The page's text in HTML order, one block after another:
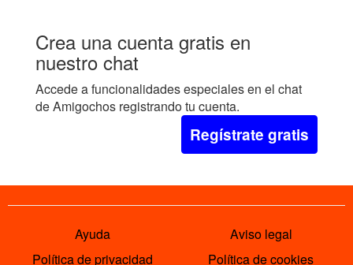
Crea una cuenta gratis en
nuestro chat
Accede a funcionalidades especiales en el chat
de Amigochos registrando tu cuenta.
Regístrate gratis
Ayuda
Aviso legal
Política de privacidad
Política de cookies